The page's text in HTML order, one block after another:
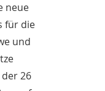
neue
für die
und
26